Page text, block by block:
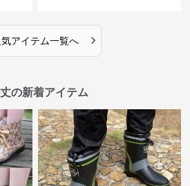
気アイテム一覧へ ›
の新着アイテム